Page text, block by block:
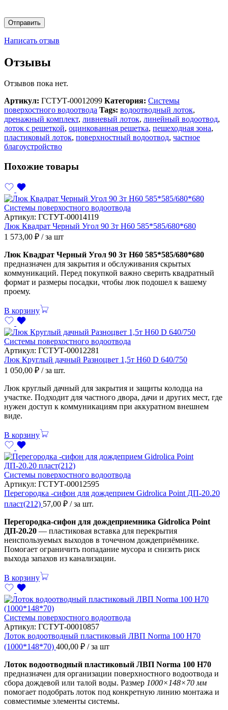
Написать отзыв
Отзывы
Отзывов пока нет.
Артикул: ГСТУТ-00012099 Категория: Системы
поверхостного водоотвода Tags: водоотводный лоток,
дренажный комплект, ливневый лоток, линейный водоотвод,
лоток с решеткой, оцинкованная решетка, пешеходная зона,
пластиковый лоток, поверхностный водоотвод, частное
благоустройство
Похожие товары
Системы поверхостного водоотвода
Артикул: ГСТУТ-00014119
Люк Квадрат Черный Угол 90 3т Н60 585*585/680*680
1 573,00 ₽ / за шт
Люк Квадрат Черный Угол 90 3т Н60 585*585/680*680
предназначен для закрытия и обслуживания скрытых
коммуникаций. Перед покупкой важно сверить квадратный
формат и размеры посадки, чтобы люк подошел к вашему
проему.
В корзину
Системы поверхостного водоотвода
Артикул: ГСТУТ-00012281
Люк Круглый дачный Разноцвет 1,5т Н60 D 640/750
1 050,00 ₽ / за шт.
Люк круглый дачный для закрытия и защиты колодца на
участке. Подходит для частного двора, дачи и других мест, где
нужен доступ к коммуникациям при аккуратном внешнем
виде.
В корзину
Системы поверхостного водоотвода
Артикул: ГСТУТ-00012595
Перегородка -сифон для дождеприем Gidrolica Point ДП-20.20
пласт(212) 57,00 ₽ / за шт.
Перегородка-сифон для дождеприемника Gidrolica Point
ДП-20.20 — пластиковая вставка для перекрытия
неиспользуемых выходов в точечном дождеприёмнике.
Помогает ограничить попадание мусора и снизить риск
выхода запахов из канализации.
В корзину
Системы поверхостного водоотвода
Артикул: ГСТУТ-00010857
Лоток водоотводный пластиковый ЛВП Norma 100 Н70
(1000*148*70) 400,00 ₽ / за шт
Лоток водоотводный пластиковый ЛВП Norma 100 Н70
предназначен для организации поверхностного водоотвода и
сбора дождевой или талой воды. Размер 1000×148×70 мм
помогает подобрать лоток под конкретную линию монтажа и
совместимые элементы системы.